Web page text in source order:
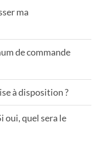
ma
de commande
à disposition ?
oui, quel sera le